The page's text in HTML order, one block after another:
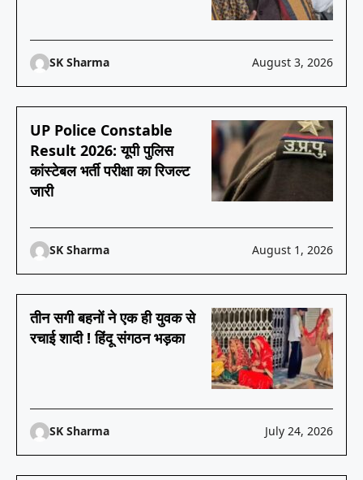
SK Sharma August 3, 2026
UP Police Constable
Result 2026: यूपी पुलिस
कांस्टेबल भर्ती परीक्षा का रिजल्ट
जारी
SK Sharma August 1, 2026
तीन सगी बहनों ने एक ही युवक से
रचाई शादी ! हिंदू संगठन भड़का
SK Sharma July 24, 2026